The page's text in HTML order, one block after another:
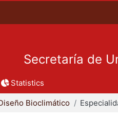
Secretaría de
Statistics
Bioclimático